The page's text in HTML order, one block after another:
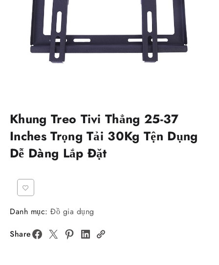
Khung Treo Tivi Thẳng 25-37
Inches Trọng Tải 30Kg Tện Dụng
Dễ Dàng Lắp Đặt
Danh mục: Đồ gia dụng
Share